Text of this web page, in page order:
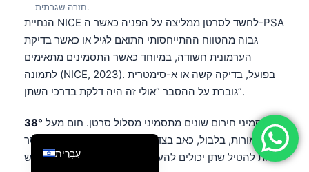
חזרה שגרתית.
הנחיית NICE לחשד לסרטן ממליצה על הפניה כאשר ה-PSA
גבוה מהטווח ההתייחסותי התואם לגיל או כאשר בדיקת
הערמונית חשודה, במיוחד כאשר התסמינים מתאימים
לתמונה (NICE, 2023). בפועל, בדיקה קשה או א-סימטרית
גוברת על ההסבר “אולי זה היה דלקת בדרכי השתן”.
תסמיני חירום שונים מתסמיני מסלול סרטן. חום מעל 38°C,
צמרמורות, בלבול, כאב בצד (פלנק), לחץ דם נמוך, או חוסר
יכולת להטיל שתן יכולים להעיד על זיהום חריף או חסימה ויש
עִבְרִית
English
Français
Italiano
Español